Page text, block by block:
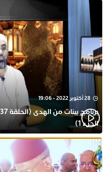
28 أكتوبر 2022 - 19:06
الجزء 1)